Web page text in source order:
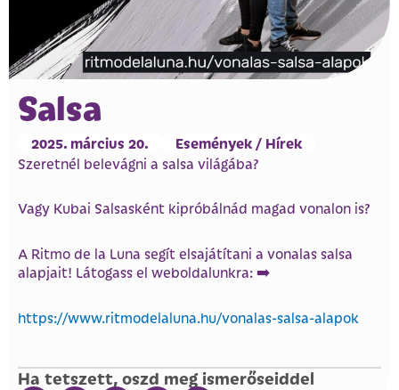
Salsa
2025. március 20. Események / Hírek
Szeretnél belevágni a salsa világába?
Vagy Kubai Salsasként kipróbálnád magad vonalon is?
A Ritmo de la Luna segít elsajátítani a vonalas salsa
alapjait! Látogass el weboldalunkra: ➡️
https://www.ritmodelaluna.hu/vonalas-salsa-alapok
Ha tetszett, oszd meg ismerőseiddel